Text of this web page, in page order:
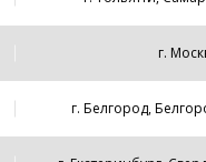
г.
г. Белгород,